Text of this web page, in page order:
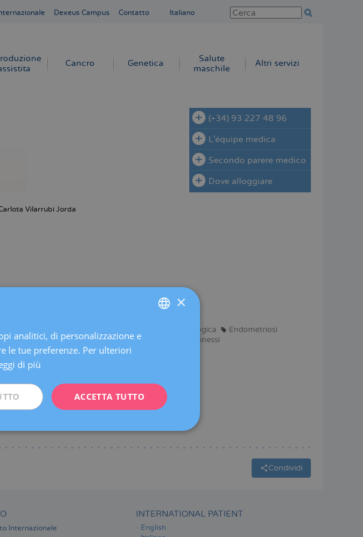
Dexeus Campus Contatto Italiano
Cancro Genetica
Salute
maschile
Altri servizi
(+34) 93 227 48 96
L'équipe medica
Secondo parere medico
Dove alloggiare
Vilarrubi Jorda
Chirurgia Ginecologica
Endometriosi
Isteroscopia
Miomi, cisti ovariche e malattie degli annessi
ginecologia)
Condividi
Internazionale
INTERNATIONAL PATIENT
English
FRENCH
×
analitici, di personalizzazione e
le tue preferenze. Per ulteriori
di più
ACCETTA TUTTO